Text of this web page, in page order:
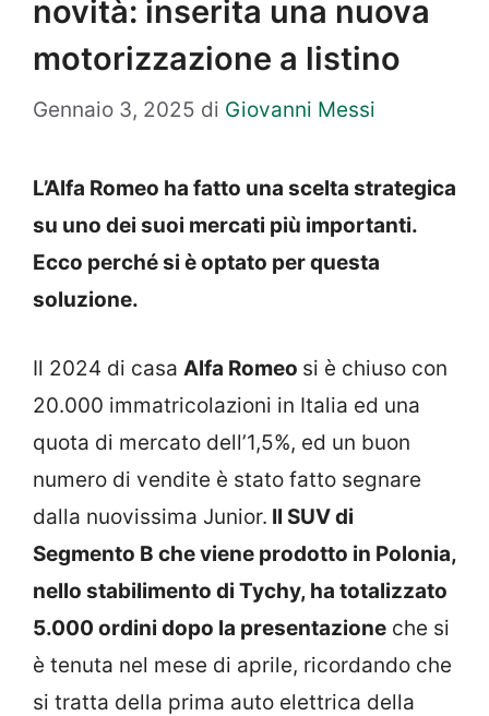
novità: inserita una nuova
motorizzazione a listino
Gennaio 3, 2025 di Giovanni Messi
L’Alfa Romeo ha fatto una scelta strategica
su uno dei suoi mercati più importanti.
Ecco perché si è optato per questa
soluzione.
Il 2024 di casa Alfa Romeo si è chiuso con
20.000 immatricolazioni in Italia ed una
quota di mercato dell’1,5%, ed un buon
numero di vendite è stato fatto segnare
dalla nuovissima Junior. Il SUV di
Segmento B che viene prodotto in Polonia,
nello stabilimento di Tychy, ha totalizzato
5.000 ordini dopo la presentazione che si
è tenuta nel mese di aprile, ricordando che
si tratta della prima auto elettrica della